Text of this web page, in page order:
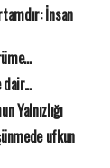
İnsan
Yalnızlığı
ufkun